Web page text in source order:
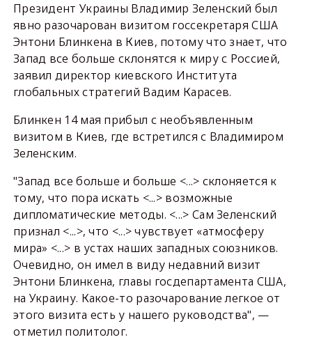
Президент Украины Владимир Зеленский был
явно разочарован визитом госсекретаря США
Энтони Блинкена в Киев, потому что знает, что
Запад все больше склонятся к миру с Россией,
заявил директор киевского Института
глобальных стратегий Вадим Карасев.
Блинкен 14 мая прибыл с необъявленным
визитом в Киев, где встретился с Владимиром
Зеленским.
"Запад все больше и больше <...> склоняется к
тому, что пора искать <...> возможные
дипломатические методы. <...> Сам Зеленский
признал <...>, что <...> чувствует «атмосферу
мира» <...> в устах наших западных союзников.
Очевидно, он имел в виду недавний визит
Энтони Блинкена, главы госдепартамента США,
на Украину. Какое-то разочарование легкое от
этого визита есть у нашего руководства", —
отметил политолог.